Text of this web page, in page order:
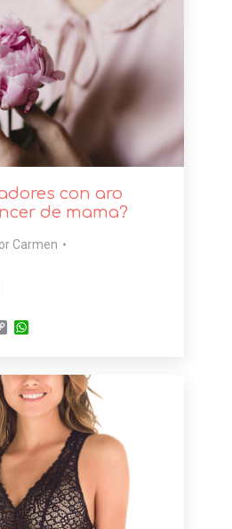
con aro
de mama?
Carmen
CopyWhatsApp